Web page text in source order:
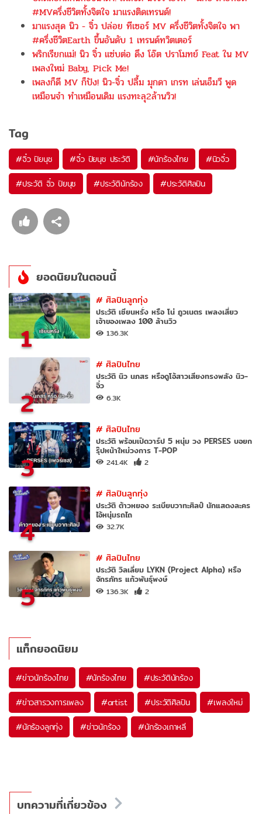
#MVครึ่งชีวิตทั้งจิตใจ มาแรงติดเทรนด์!
มาแรงสุด นิว - จิ๋ว ปล่อย ทีเซอร์ MV ครึ่งชีวิตทั้งจิตใจ​ พา
#ครึ่งชีวิตEarth ขึ้นอันดับ 1 เทรนด์ทวิตเตอร์
พริกเรียกแม่! นิว จิ๋ว แซ่บต่อ ดึง โอ๊ต ปราโมทย์ Feat ใน MV
เพลงใหม่ Baby, Pick Me!
เพลงก็ดี MV ก็ปัง! นิว-จิ๋ว ปลื้ม มุกดา เกรท เล่นเอ็มวี พูด
เหมือนจำ ทำเหมือนเดิม แรงทะลุ2ล้านวิว!
Tag
#จิ๋ว ปิยนุช #จิ๋ว ปิยนุช ประวัติ #นักร้องไทย #นิวจิ๋ว
#ประวัติ จิ๋ว ปิยนุช #ประวัตินักร้อง #ประวัติศิลปิน
ยอดนิยมในตอนนี้
1
#ศิลปินลูกทุ่ง
ประวัติ เซียนหรั่ง หรือ โน่ ภูวเนตร เพลงเสี่ยว
เจ้าของเพลง 100 ล้านวิว
136.3K
2
#ศิลปินไทย
ประวัติ นิว นภสร หรือดูโอ้สาวเสียงทรงพลัง นิว-
จิ๋ว
6.3K
3
#ศิลปินไทย
ประวัติ พร้อมเปิดวาร์ป 5 หนุ่ม วง PERSES บอยก
รุ๊ปหน้าใหม่วงการ T-POP
241.4K 2
4
#ศิลปินลูกทุ่ง
ประวัติ ต้าวหยอง ระเบียบวาทะศิลป์ นักแสดงละคร
ไอ้หนุ่มรถไถ
32.7K
5
#ศิลปินไทย
ประวัติ วิลเลี่ยม LYKN (Project Alpha) หรือ
จักรภัทร แก้วพันธุ์พงษ์
136.3K 2
แท็กยอดนิยม
#ข่าวนักร้องไทย #นักร้องไทย #ประวัตินักร้อง
#ข่าวสารวงการเพลง #artist #ประวัติศิลปิน #เพลงใหม่
#นักร้องลูกทุ่ง #ข่าวนักร้อง #นักร้องเกาหลี
บทความที่เกี่ยวข้อง